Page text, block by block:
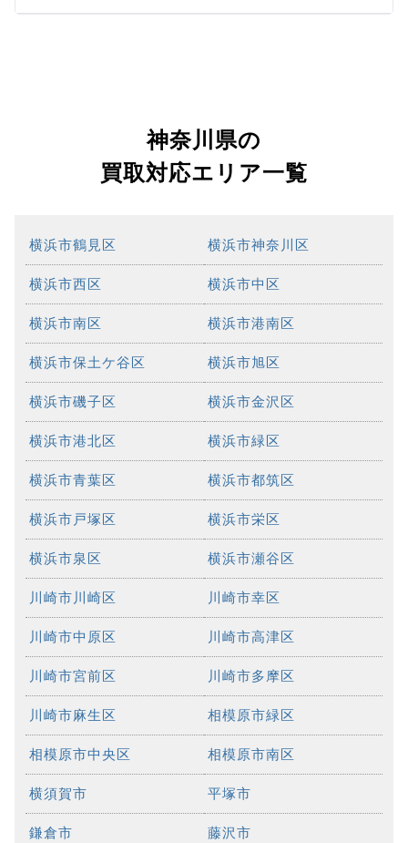
神奈川県の
買取対応エリア一覧
横浜市鶴見区 横浜市神奈川区
横浜市西区 横浜市中区
横浜市南区 横浜市港南区
横浜市保土ケ谷区 横浜市旭区
横浜市磯子区 横浜市金沢区
横浜市港北区 横浜市緑区
横浜市青葉区 横浜市都筑区
横浜市戸塚区 横浜市栄区
横浜市泉区 横浜市瀬谷区
川崎市川崎区 川崎市幸区
川崎市中原区 川崎市高津区
川崎市宮前区 川崎市多摩区
川崎市麻生区 相模原市緑区
相模原市中央区 相模原市南区
横須賀市 平塚市
鎌倉市 藤沢市